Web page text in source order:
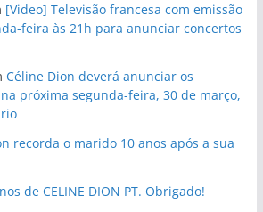
[Video] Televisão francesa com emissão
feira às 21h para anunciar concertos
Céline Dion deverá anunciar os
próxima segunda-feira, 30 de março,
recorda o marido 10 anos após a sua
de CELINE DION PT. Obrigado!